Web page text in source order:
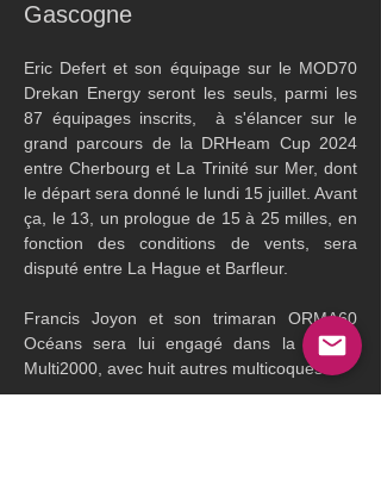
Gascogne
Eric Defert et son équipage sur le MOD70
Drekan Energy seront les seuls, parmi les
87 équipages inscrits,  à s'élancer sur le
grand parcours de la DRHeam Cup 2024
entre Cherbourg et La Trinité sur Mer, dont
le départ sera donné le lundi 15 juillet. Avant
ça, le 13, un prologue de 15 à 25 milles, en
fonction des conditions de vents, sera
disputé entre La Hague et Barfleur.
Francis Joyon et son trimaran ORMA60
Océans sera lui engagé dans la Classe
Multi2000, avec huit autres multicoques.